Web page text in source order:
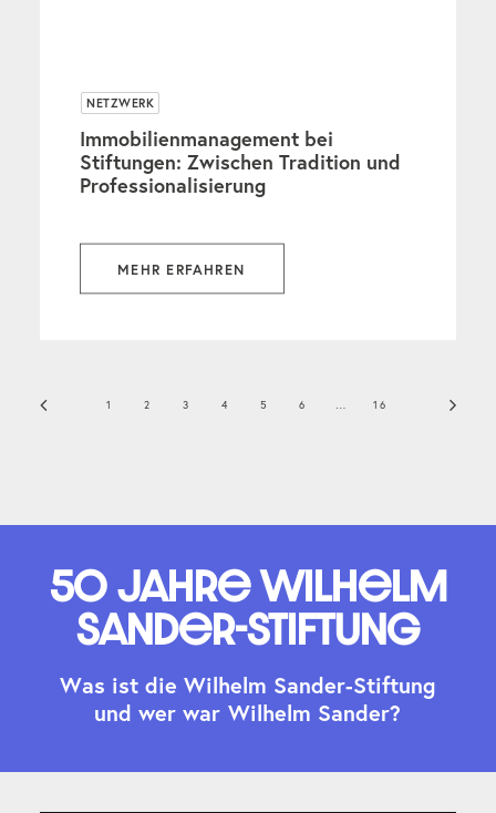
NETZWERK
Immobilienmanagement bei
Stiftungen: Zwischen Tradition und
Professionalisierung
MEHR ERFAHREN
1 2 3 4 5 6 16
50 Jahre Wilhelm
Sander-Stiftung
Was ist die Wilhelm Sander-Stiftung
und wer war Wilhelm Sander?